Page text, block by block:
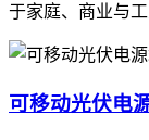
于家庭、商业与工
可移动光伏电